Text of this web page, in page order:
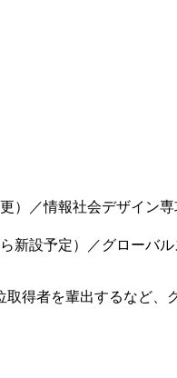
／情報社会デザイン専
新設予定）／グローバル
得者を輩出するなど、